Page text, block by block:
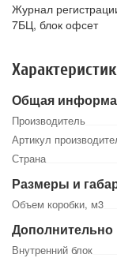
Журнал
7БЦ, блок офсет
Общая
Производитель
Артикул
Страна
Размеры и
Объем коробки, м3
Дополнительно
Внутренний блок